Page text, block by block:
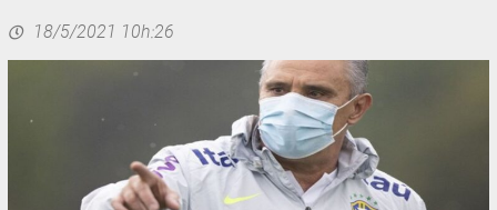
18/5/2021 10h:26